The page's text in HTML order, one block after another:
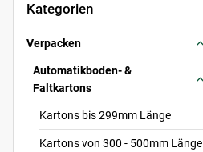
Kategorien
Verpacken
Automatikboden- &
Faltkartons
Kartons bis 299mm Länge
Kartons von 300 - 500mm Länge